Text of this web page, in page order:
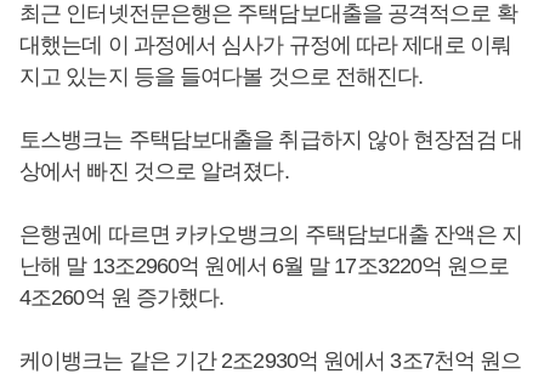
최근 인터넷전문은행은 주택담보대출을 공격적으로 확
대했는데 이 과정에서 심사가 규정에 따라 제대로 이뤄
지고 있는지 등을 들여다볼 것으로 전해진다.
토스뱅크는 주택담보대출을 취급하지 않아 현장점검 대
상에서 빠진 것으로 알려졌다.
은행권에 따르면 카카오뱅크의 주택담보대출 잔액은 지
난해 말 13조2960억 원에서 6월 말 17조3220억 원으로
4조260억 원 증가했다.
케이뱅크는 같은 기간 2조2930억 원에서 3조7천억 원으